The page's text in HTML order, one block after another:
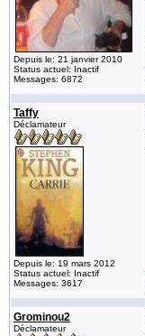
Depuis le: 21 janvier 2010
Status actuel: Inactif
Messages: 6872
Taffy
Déclamateur
Depuis le: 19 mars 2012
Status actuel: Inactif
Messages: 3617
Grominou2
Déclamateur